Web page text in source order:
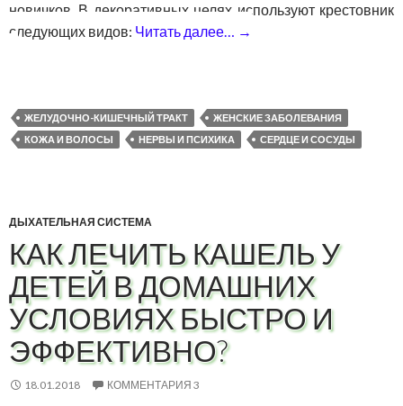
новичков. В декоративных целях используют крестовник
следующих видов: Читать далее… →
ЖЕЛУДОЧНО-КИШЕЧНЫЙ ТРАКТ
ЖЕНСКИЕ ЗАБОЛЕВАНИЯ
КОЖА И ВОЛОСЫ
НЕРВЫ И ПСИХИКА СЕРДЦЕ И СОСУДЫ
ДЫХАТЕЛЬНАЯ СИСТЕМА
КАК ЛЕЧИТЬ КАШЕЛЬ У
ДЕТЕЙ В ДОМАШНИХ
УСЛОВИЯХ БЫСТРО И
ЭФФЕКТИВНО?
18.01.2018 КОММЕНТАРИЯ 3